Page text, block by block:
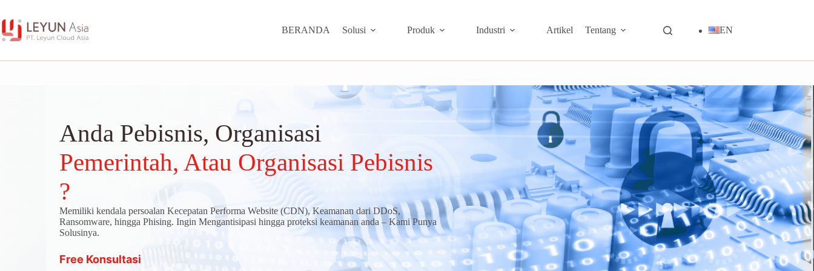
content
BERANDA Solusi Produk Industri Artikel Tentang EN
Anda Pebisnis, Organisasi
Pemerintah, Atau Organisasi Pebisnis
?
Memiliki kendala persoalan Kecepatan Performa Website (CDN), Keamanan dari DDoS,
Ransomware, hingga Phising. Ingin Mengantisipasi hingga proteksi keamanan anda – Kami Punya
Solusinya.
Free Konsultasi